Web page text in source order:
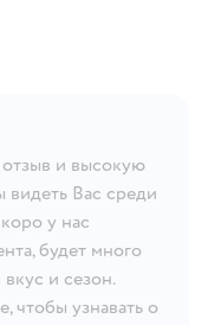
и высокую
видеть Вас среди
у нас
будет много
и сезон.
чтобы узнавать о